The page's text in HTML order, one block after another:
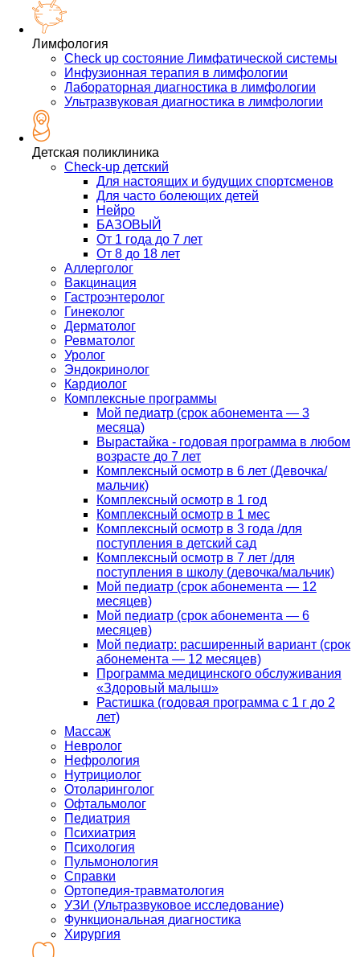
Лимфология
Check up состояние Лимфатической системы
Инфузионная терапия в лимфологии
Лабораторная диагностика в лимфологии
Ультразвуковая диагностика в лимфологии
Детская поликлиника
Check-up детский
Для настоящих и будущих спортсменов
Для часто болеющих детей
Нейро
БАЗОВЫЙ
От 1 года до 7 лет
От 8 до 18 лет
Аллерголог
Вакцинация
Гастроэнтеролог
Гинеколог
Дерматолог
Ревматолог
Уролог
Эндокринолог
Кардиолог
Комплексные программы
Мой педиатр (срок абонемента — 3
месяца)
Вырастайка - годовая программа в любом
возрасте до 7 лет
Комплексный осмотр в 6 лет (Девочка/
мальчик)
Комплексный осмотр в 1 год
Комплексный осмотр в 1 мес
Комплексный осмотр в 3 года /для
поступления в детский сад
Комплексный осмотр в 7 лет /для
поступления в школу (девочка/мальчик)
Мой педиатр (срок абонемента — 12
месяцев)
Мой педиатр (срок абонемента — 6
месяцев)
Мой педиатр: расширенный вариант (срок
абонемента — 12 месяцев)
Программа медицинского обслуживания
«Здоровый малыш»
Растишка (годовая программа с 1 г до 2
лет)
Массаж
Невролог
Нефрология
Нутрициолог
Отоларинголог
Офтальмолог
Педиатрия
Психиатрия
Психология
Пульмонология
Справки
Ортопедия-травматология
УЗИ (Ультразвуковое исследование)
Функциональная диагностика
Хирургия